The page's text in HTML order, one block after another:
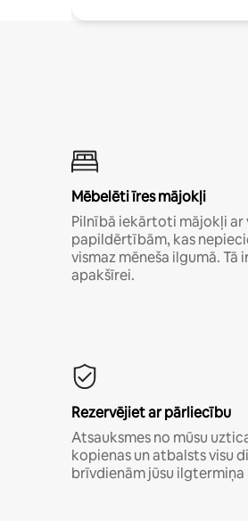
Mēbelēti īres mājokļi
Pilnībā iekārtoti mājokļi ar
papildērtībām, kas
vismaz mēneša ilgumā.
apakšīrei.
Rezervējiet ar pārliecību
Atsauksmes no mūsu
kopienas un atbalsts visu
brīvdienām jūsu ilgtermiņa